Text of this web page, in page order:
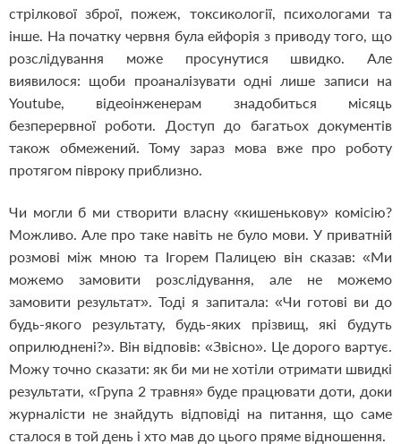
стрілкової зброї, пожеж, токсикології, психологами та
інше. На початку червня була ейфорія з приводу того, що
розслідування може просунутися швидко. Але
виявилося: щоби проаналізувати одні лише записи на
Youtube, відеоінженерам знадобиться місяць
безперервної роботи. Доступ до багатьох документів
також обмежений. Тому зараз мова вже про роботу
протягом півроку приблизно.
Чи могли б ми створити власну «кишенькову» комісію?
Можливо. Але про таке навіть не було мови. У приватній
розмові між мною та Ігорем Палицею він сказав: «Ми
можемо замовити розслідування, але не можемо
замовити результат». Тоді я запитала: «Чи готові ви до
будь-якого результату, будь-яких прізвищ, які будуть
оприлюднені?». Він відповів: «Звісно». Це дорого вартує.
Можу точно сказати: як би ми не хотіли отримати швидкі
результати, «Група 2 травня» буде працювати доти, доки
журналісти не знайдуть відповіді на питання, що саме
сталося в той день і хто мав до цього пряме відношення.